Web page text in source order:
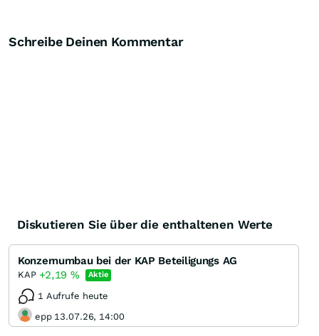
Schreibe Deinen Kommentar
Diskutieren Sie über die enthaltenen Werte
Konzernumbau bei der KAP Beteiligungs AG
KAP +2,19 % Aktie
1 Aufrufe heute
epp 13.07.26, 14:00